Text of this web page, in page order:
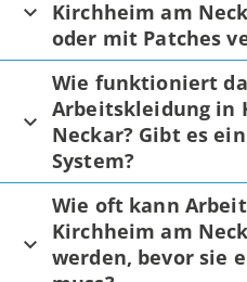
Kirchheim am
oder mit Patches
Wie funktioniert
Arbeitskleidung in
Neckar? Gibt es
System?
Wie oft kann
Kirchheim am
werden, bevor sie